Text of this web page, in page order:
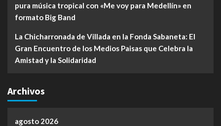
pura música tropical con «Me voy para Medellín» en
formato Big Band
La Chicharronada de Villada en la Fonda Sabaneta: El
Gran Encuentro de los Medios Paisas que Celebra la
Amistad y la Solidaridad
Archivos
agosto 2026